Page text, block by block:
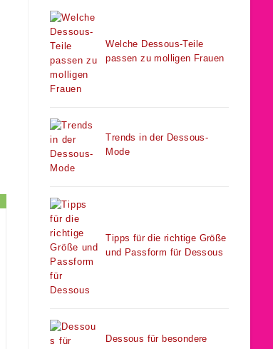
Welche Dessous-Teile
passen zu molligen Frauen
Trends in der Dessous-
Mode
Tipps für die richtige Größe
und Passform für Dessous
Dessous für besondere